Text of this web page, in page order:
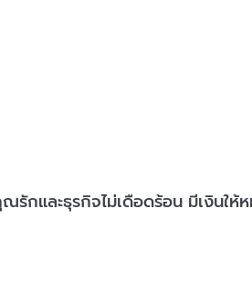
กและธุรกิจไม่เดือดร้อน มีเงินใ